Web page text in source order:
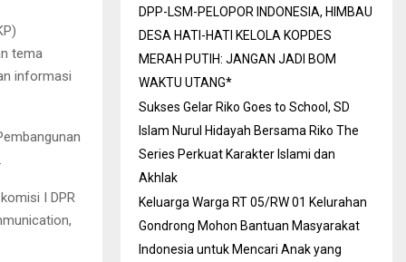
tema
informasi
I DPR
DPP-LSM-PELOPOR INDONESIA, HIMBAU
DESA HATI-HATI KELOLA KOPDES
MERAH PUTIH: JANGAN JADI BOM
WAKTU UTANG*
Sukses Gelar Riko Goes to School, SD
Islam Nurul Hidayah Bersama Riko The
Series Perkuat Karakter Islami dan
Akhlak
Keluarga Warga RT 05/RW 01 Kelurahan
Gondrong Mohon Bantuan Masyarakat
Indonesia untuk Mencari Anak yang